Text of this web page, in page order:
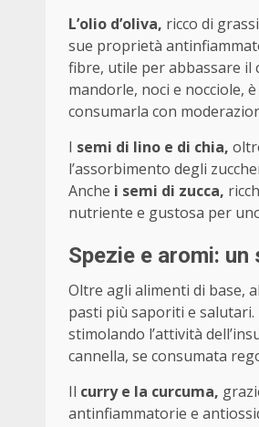
L’olio d’oliva, ricco di
sue proprietà
fibre, utile per abbassare il
mandorle, noci e nocciole,
consumarla con
I semi di lino e di chia,
l’assorbimento degli
Anche i semi di zucca,
nutriente e gustosa per
Spezie e aromi:
Oltre agli alimenti di base,
pasti più saporiti e salutari.
stimolando l’attività
cannella, se consumata
Il curry e la curcuma,
antinfiammatorie e